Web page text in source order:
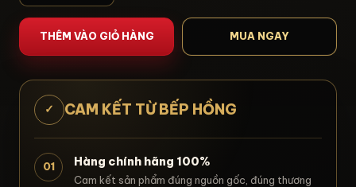
THÊM VÀO GIỎ HÀNG MUA NGAY
✓ CAM KẾT TỪ BẾP HỒNG
01 Hàng chính hãng 100%
Cam kết sản phẩm đúng nguồn gốc, đúng thương